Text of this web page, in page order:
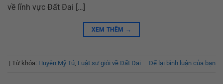
về lĩnh vực Đất Đai […]
XEM THÊM →
| Từ khóa: Huyện Mỹ Tú Luật sư giỏi về Đất Đai Để lại bình luận của bạn